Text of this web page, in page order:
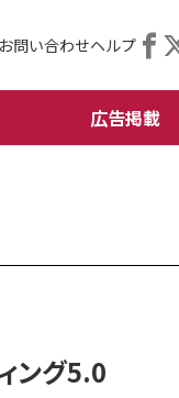
お問い合わせヘルプ
広告掲載
ング5.0